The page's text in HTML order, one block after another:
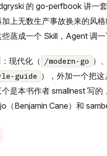
的 go-perfbook 讲一
上无数生产事故换来的风
蒸成一个 Skill，Agent 调一
现代化（ /modern-go ）
guide ），外加一个把
个是本书作者 smallnest 写的
Benjamin Cane）和